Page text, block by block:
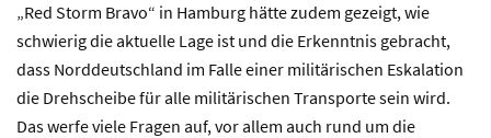
„Red Storm Bravo“ in Hamburg hätte zudem gezeigt, wie
schwierig die aktuelle Lage ist und die Erkenntnis gebracht,
dass Norddeutschland im Falle einer militärischen Eskalation
die Drehscheibe für alle militärischen Transporte sein wird.
Das werfe viele Fragen auf, vor allem auch rund um die